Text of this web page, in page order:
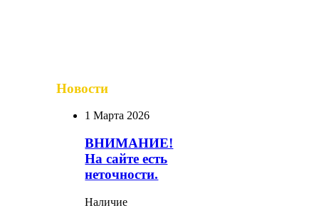
Новости
1 Марта 2026
ВНИМАНИЕ!
На сайте есть
неточности.
Наличие